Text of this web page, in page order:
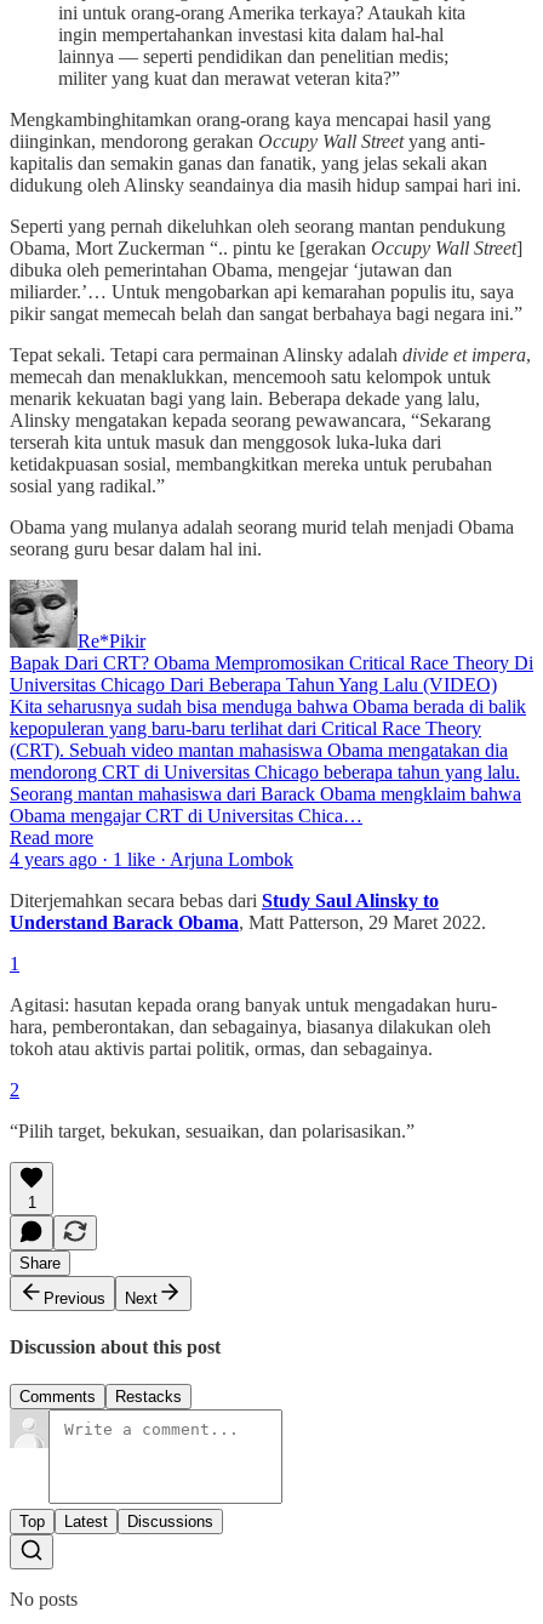
ini untuk orang-orang Amerika terkaya? Ataukah kita
ingin mempertahankan investasi kita dalam hal-hal
lainnya — seperti pendidikan dan penelitian medis;
militer yang kuat dan merawat veteran kita?”
Mengkambinghitamkan orang-orang kaya mencapai hasil yang
diinginkan, mendorong gerakan Occupy Wall Streetyang anti-
kapitalis dan semakin ganas dan fanatik, yang jelas sekali akan
didukung oleh Alinsky seandainya dia masih hidup sampai hari ini.
Seperti yang pernah dikeluhkan oleh seorang mantan pendukung
Obama, Mort Zuckerman “.. pintu ke [gerakan Occupy Wall Street]
dibuka oleh pemerintahan Obama, mengejar ‘jutawan dan
miliarder.’… Untuk mengobarkan api kemarahan populis itu, saya
pikir sangat memecah belah dan sangat berbahaya bagi negara ini.”
Tepat sekali. Tetapi cara permainan Alinsky adalah divide et impera,
memecah dan menaklukkan, mencemooh satu kelompok untuk
menarik kekuatan bagi yang lain. Beberapa dekade yang lalu,
Alinsky mengatakan kepada seorang pewawancara, “Sekarang
terserah kita untuk masuk dan menggosok luka-luka dari
ketidakpuasan sosial, membangkitkan mereka untuk perubahan
sosial yang radikal.”
Obama yang mulanya adalah seorang murid telah menjadi Obama
seorang guru besar dalam hal ini.
Re*Pikir
Bapak Dari CRT? Obama Mempromosikan Critical Race Theory Di
Universitas Chicago Dari Beberapa Tahun Yang Lalu (VIDEO)
Kita seharusnya sudah bisa menduga bahwa Obama berada di balik
kepopuleran yang baru-baru terlihat dari Critical Race Theory
(CRT). Sebuah video mantan mahasiswa Obama mengatakan dia
mendorong CRT di Universitas Chicago beberapa tahun yang lalu.
Seorang mantan mahasiswa dari Barack Obama mengklaim bahwa
Obama mengajar CRT di Universitas Chica…
Read more
4 years ago · 1 like · Arjuna Lombok
Diterjemahkan secara bebas dari Study Saul Alinsky to
Understand Barack Obama, Matt Patterson, 29 Maret 2022.
1
Agitasi: hasutan kepada orang banyak untuk mengadakan huru-
hara, pemberontakan, dan sebagainya, biasanya dilakukan oleh
tokoh atau aktivis partai politik, ormas, dan sebagainya.
2
“Pilih target, bekukan, sesuaikan, dan polarisasikan.”
1
Share
Previous
Next
Discussion about this post
Comments Restacks
Top Latest Discussions
No posts